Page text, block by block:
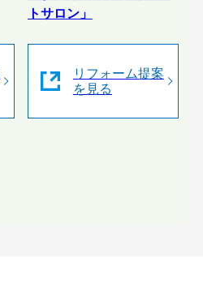
トサロン」
リフォーム提案
を見る